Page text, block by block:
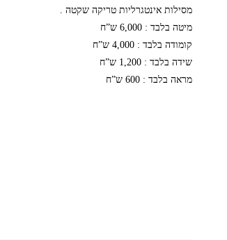
מסילות אינטגרליות טריקה שקטה .
מיטה בלבד : 6,000 ש”ח
קומודה בלבד : 4,000 ש”ח
שידה בלבד : 1,200 ש”ח
מראה בלבד : 600 ש”ח